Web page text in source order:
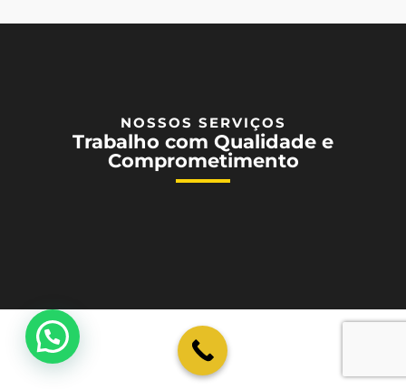
NOSSOS SERVIÇOS
Trabalho com Qualidade e
Comprometimento
💬 Como podemos ajudar?